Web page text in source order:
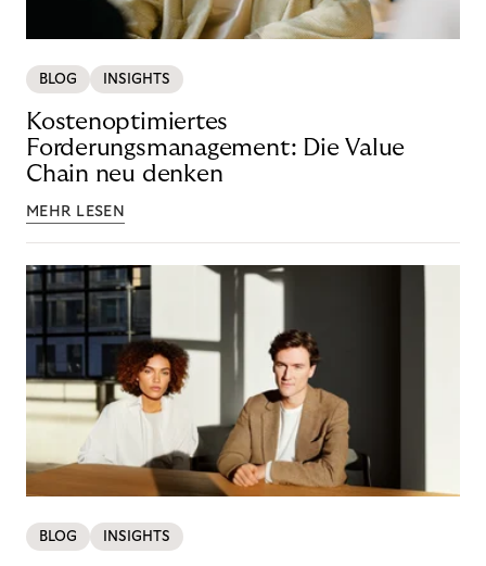
BLOG INSIGHTS
Kostenoptimiertes
Forderungsmanagement: Die Value
Chain neu denken
MEHR LESEN
BLOG INSIGHTS